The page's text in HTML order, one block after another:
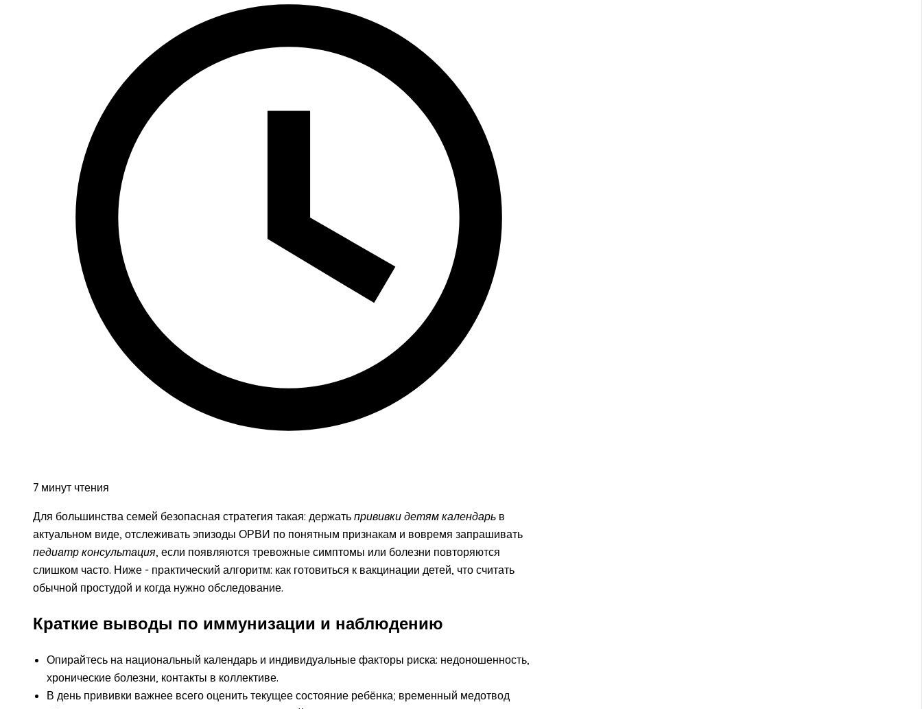
7 минут чтения
Для большинства семей безопасная стратегия такая: держать прививки детям календарь в
актуальном виде, отслеживать эпизоды ОРВИ по понятным признакам и вовремя запрашивать
педиатр консультация, если появляются тревожные симптомы или болезни повторяются
слишком часто. Ниже - практический алгоритм: как готовиться к вакцинации детей, что считать
обычной простудой и когда нужно обследование.
Краткие выводы по иммунизации и наблюдению
Опирайтесь на национальный календарь и индивидуальные факторы риска: недоношенность,
хронические болезни, контакты в коллективе.
В день прививки важнее всего оценить текущее состояние ребёнка; временный медотвод